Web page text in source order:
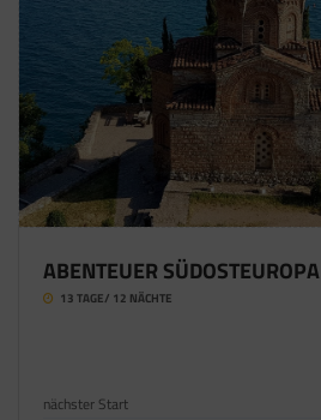
ABENTEUER SÜDOSTEUROPA
13 TAGE/ 12 NÄCHTE
nächster Start